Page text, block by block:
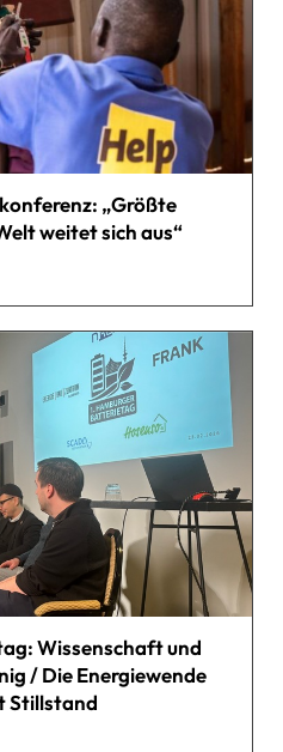
„Größte
weitet sich aus“
Wissenschaft und
/ Die Energiewende
Stillstand